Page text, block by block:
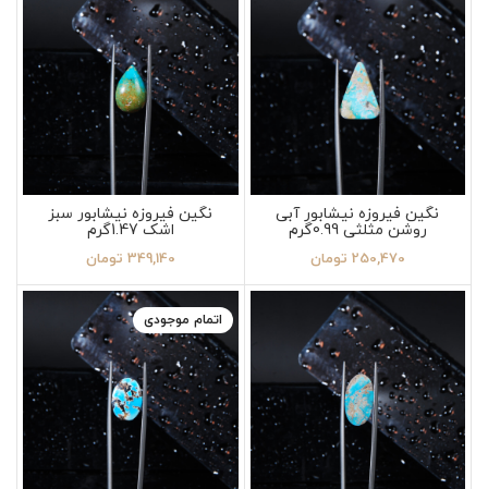
نگین فیروزه نیشابور آبی
روشن مثلثی 0.99گرم
250,470 تومان
نگین فیروزه نیشابور سبز
اشک 1.47گرم
349,140 تومان
اتمام موجودی